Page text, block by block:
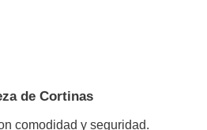
de Cortinas
comodidad y seguridad.